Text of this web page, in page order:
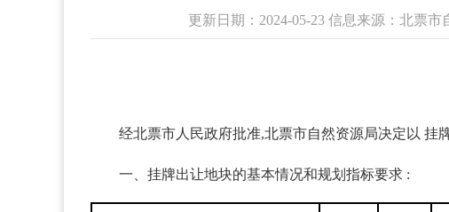
更新日期：2024-05-23 信息来源：北票
经北票市人民政府批准,北票市自然资源局决定以 挂
一、挂牌出让地块的基本情况和规划指标要求 :